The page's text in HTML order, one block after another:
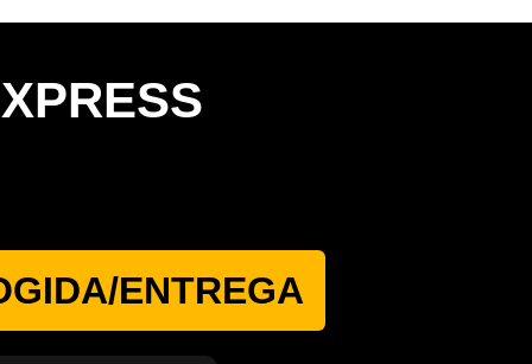
ENTREGA